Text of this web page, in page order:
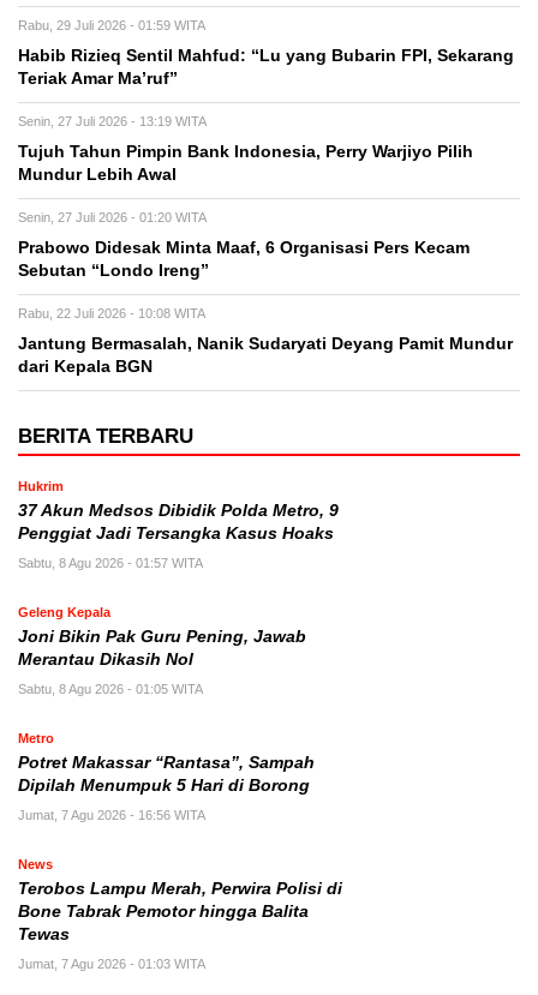
Rabu, 29 Juli 2026 - 01:59 WITA
Habib Rizieq Sentil Mahfud: “Lu yang Bubarin FPI, Sekarang
Teriak Amar Ma’ruf”
Senin, 27 Juli 2026 - 13:19 WITA
Tujuh Tahun Pimpin Bank Indonesia, Perry Warjiyo Pilih
Mundur Lebih Awal
Senin, 27 Juli 2026 - 01:20 WITA
Prabowo Didesak Minta Maaf, 6 Organisasi Pers Kecam
Sebutan “Londo Ireng”
Rabu, 22 Juli 2026 - 10:08 WITA
Jantung Bermasalah, Nanik Sudaryati Deyang Pamit Mundur
dari Kepala BGN
BERITA TERBARU
Hukrim
37 Akun Medsos Dibidik Polda Metro, 9
Penggiat Jadi Tersangka Kasus Hoaks
Sabtu, 8 Agu 2026 - 01:57 WITA
Geleng Kepala
Joni Bikin Pak Guru Pening, Jawab
Merantau Dikasih Nol
Sabtu, 8 Agu 2026 - 01:05 WITA
Metro
Potret Makassar “Rantasa”, Sampah
Dipilah Menumpuk 5 Hari di Borong
Jumat, 7 Agu 2026 - 16:56 WITA
News
Terobos Lampu Merah, Perwira Polisi di
Bone Tabrak Pemotor hingga Balita
Tewas
Jumat, 7 Agu 2026 - 01:03 WITA